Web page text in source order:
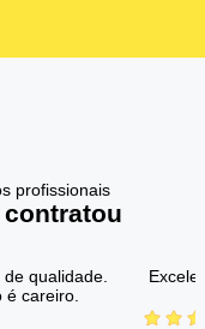
profissionais
qualidade.
careiro.